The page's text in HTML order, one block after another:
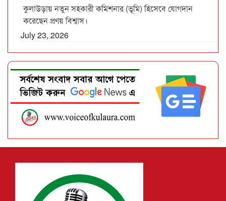
কুলাউড়ায় নতুন সহকারী কমিশনার (ভূমি) হিসেবে যোগদান
করেছেন প্রণয় বিশ্বাস।
July 23, 2026